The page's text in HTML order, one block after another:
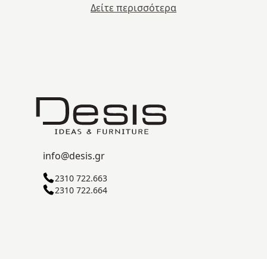
Δείτε περισσότερα
info@desis.gr
2310 722.663
2310 722.664